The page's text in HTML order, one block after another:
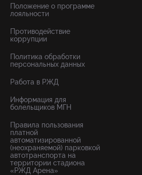
Положение о программе
лояльности
Противодействие
коррупции
Политика обработки
персональных данных
Работа в РЖД
Информация для
болельщиков МГН
Правила пользования
платной
автоматизированной
(неохраняемой) парковкой
автотранспорта на
территории стадиона
«РЖД Арена»